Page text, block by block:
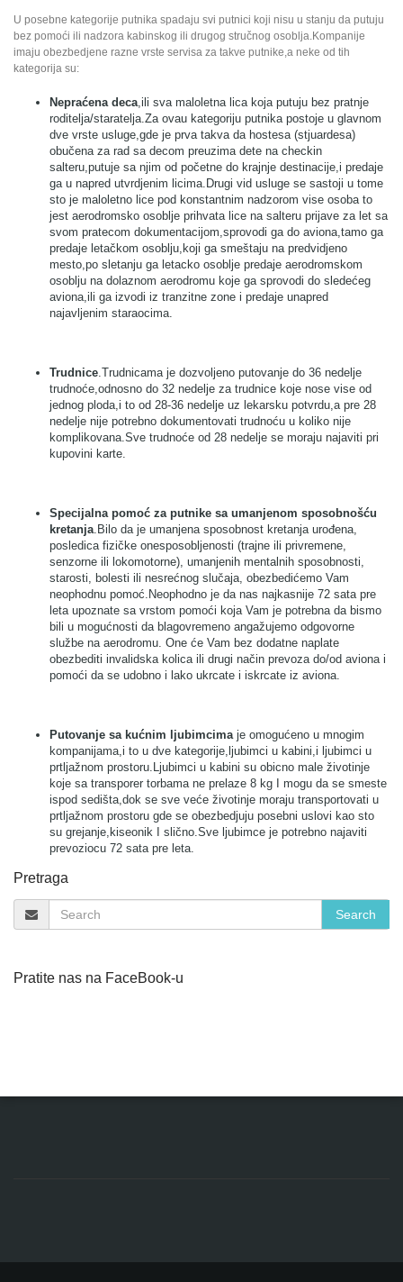
U posebne kategorije putnika spadaju svi putnici koji nisu u stanju da putuju
bez pomoći ili nadzora kabinskog ili drugog stručnog osoblja.Kompanije
imaju obezbedjene razne vrste servisa za takve putnike,a neke od tih
kategorija su:
Nepraćena deca,ili sva maloletna lica koja putuju bez pratnje
roditelja/staratelja.Za ovau kategoriju putnika postoje u glavnom
dve vrste usluge,gde je prva takva da hostesa (stjuardesa)
obučena za rad sa decom preuzima dete na checkin
salteru,putuje sa njim od početne do krajnje destinacije,i predaje
ga u napred utvrdjenim licima.Drugi vid usluge se sastoji u tome
sto je maloletno lice pod konstantnim nadzorom vise osoba to
jest aerodromsko osoblje prihvata lice na salteru prijave za let sa
svom pratecom dokumentacijom,sprovodi ga do aviona,tamo ga
predaje letačkom osoblju,koji ga smeštaju na predvidjeno
mesto,po sletanju ga letacko osoblje predaje aerodromskom
osoblju na dolaznom aerodromu koje ga sprovodi do sledećeg
aviona,ili ga izvodi iz tranzitne zone i predaje unapred
najavljenim staraocima.
Trudnice.Trudnicama je dozvoljeno putovanje do 36 nedelje
trudnoće,odnosno do 32 nedelje za trudnice koje nose vise od
jednog ploda,i to od 28-36 nedelje uz lekarsku potvrdu,a pre 28
nedelje nije potrebno dokumentovati trudnoću u koliko nije
komplikovana.Sve trudnoće od 28 nedelje se moraju najaviti pri
kupovini karte.
Specijalna pomoć za putnike sa umanjenom sposobnošću
kretanja.Bilo da je umanjena sposobnost kretanja urođena,
posledica fizičke onesposobljenosti (trajne ili privremene,
senzorne ili lokomotorne), umanjenih mentalnih sposobnosti,
starosti, bolesti ili nesrećnog slučaja, obezbedićemo Vam
neophodnu pomoć.Neophodno je da nas najkasnije 72 sata pre
leta upoznate sa vrstom pomoći koja Vam je potrebna da bismo
bili u mogućnosti da blagovremeno angažujemo odgovorne
službe na aerodromu. One će Vam bez dodatne naplate
obezbediti invalidska kolica ili drugi način prevoza do/od aviona i
pomoći da se udobno i lako ukrcate i iskrcate iz aviona.
Putovanje sa kućnim ljubimcimaje omogućeno u mnogim
kompanijama,i to u dve kategorije,ljubimci u kabini,i ljubimci u
prtljažnom prostoru.Ljubimci u kabini su obicno male životinje
koje sa transporer torbama ne prelaze 8 kg I mogu da se smeste
ispod sedišta,dok se sve veće životinje moraju transportovati u
prtljažnom prostoru gde se obezbedjuju posebni uslovi kao sto
su grejanje,kiseonik I slično.Sve ljubimce je potrebno najaviti
prevoziocu 72 sata pre leta.
Pretraga
Pratite nas na FaceBook-u